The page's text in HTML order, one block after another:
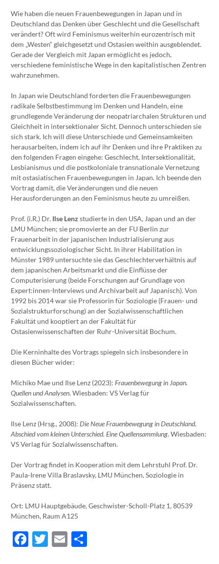
Wie haben die neuen Frauenbewegungen in Japan und in
Deutschland das Denken über Geschlecht und die Gesellschaft
verändert? Oft wird Feminismus weiterhin eurozentrisch mit
dem „Westen“ gleichgesetzt und Ostasien weithin ausgeblendet.
Gerade der Vergleich mit Japan ermöglicht es jedoch,
verschiedene feministische Wege in den kapitalistischen Zentren
wahrzunehmen.
In Japan wie Deutschland forderten die Frauenbewegungen
radikale Selbstbestimmung im Denken und Handeln, eine
grundlegende Veränderung der neopatriarchalen Strukturen und
Gleichheit in intersektionaler Sicht. Dennoch unterschieden sie
sich stark. Ich will diese Unterschiede und Gemeinsamkeiten
herausarbeiten, indem ich auf ihr Denken und ihre Praktiken zu
den folgenden Fragen eingehe: Geschlecht, Intersektionalität,
Lesbianismus und die postkoloniale transnationale Vernetzung
mit ostasiatischen Frauenbewegungen in Japan. Ich beende den
Vortrag damit, die Veränderungen und die neuen
Herausforderungen an den Feminismus heute zu umreißen.
Prof. (i.R.) Dr. Ilse Lenz studierte in den USA, Japan und an der
LMU München; sie promovierte an der FU Berlin zur
Frauenarbeit in der japanischen Industrialisierung aus
entwicklungssoziologischer Sicht. In ihrer Habilitation in
Münster 1989 untersuchte sie das Geschlechterverhältnis auf
dem japanischen Arbeitsmarkt und die Einflüsse der
Computerisierung (beide Forschungen auf Grundlage von
Expert:innen-Interviews und Archivarbeit auf Japanisch). Von
1992 bis 2014 war sie Professorin für Soziologie (Frauen- und
Sozialstrukturforschung) an der Sozialwissenschaftlichen
Fakultät und kooptiert an der Fakultät für
Ostasienwissenschaften der Ruhr-Universität Bochum.
Die Kerninhalte des Vortrags spiegeln sich insbesondere in
diesen Bücher wider:
Michiko Mae und Ilse Lenz (2023):Frauenbewegung in Japan.
Quellen und Analysen. Wiesbaden: VS Verlag für
Sozialwissenschaften.
Ilse Lenz (Hrsg., 2008):Die Neue Frauenbewegung in Deutschland.
Abschied vom kleinen Unterschied. Eine Quellensammlung. Wiesbaden:
VS Verlag für Sozialwissenschaften.
Der Vortrag findet in Kooperation mit dem Lehrstuhl Prof. Dr.
Paula-Irene Villa Braslavsky, LMU München, Soziologie in
Präsenz statt.
Ort: LMU Hauptgebäude, Geschwister-Scholl-Platz 1, 80539
München, Raum A125
Facebook
Twitter
Email